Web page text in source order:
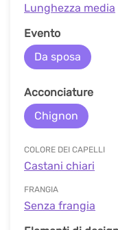
Lunghezza media
Evento
Da sposa
Acconciature
Chignon
COLORE DEI CAPELLI
Сastani chiari
FRANGIA
Senza frangia